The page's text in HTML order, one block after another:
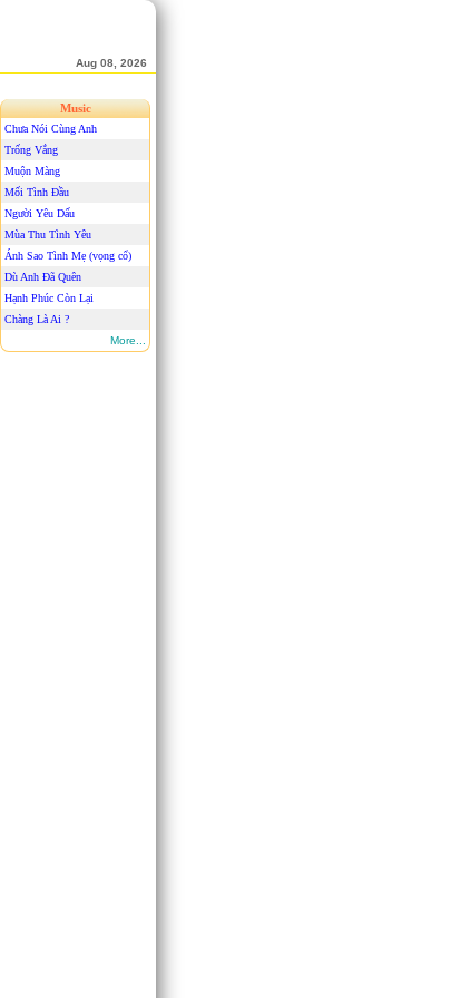
Aug 08, 2026
Music
Chưa Nói Cùng Anh
Trống Vắng
Muộn Màng
Mối Tình Đầu
Người Yêu Dấu
Mùa Thu Tình Yêu
Ánh Sao Tình Mẹ (vọng cổ)
Dù Anh Đã Quên
Hạnh Phúc Còn Lại
Chàng Là Ai ?
More...